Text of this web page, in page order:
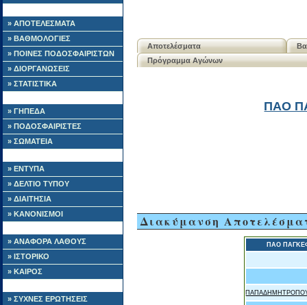
» ΑΠΟΤΕΛΕΣΜΑΤΑ
» ΒΑΘΜΟΛΟΓΙΕΣ
» ΠΟΙΝΕΣ ΠΟΔΟΣΦΑΙΡΙΣΤΩΝ
» ΔΙΟΡΓΑΝΩΣΕΙΣ
» ΣΤΑΤΙΣΤΙΚΑ
» ΓΗΠΕΔΑ
» ΠΟΔΟΣΦΑΙΡΙΣΤΕΣ
» ΣΩΜΑΤΕΙΑ
» ΕΝΤΥΠΑ
» ΔΕΛΤΙΟ ΤΥΠΟΥ
» ΔΙΑΙΤΗΣΙΑ
» ΚΑΝΟΝΙΣΜΟΙ
» ΑΝΑΦΟΡΑ ΛΑΘΟΥΣ
» ΙΣΤΟΡΙΚΟ
» ΚΑΙΡΟΣ
» ΣΥΧΝΕΣ ΕΡΩΤΗΣΕΙΣ
Αποτελέσματα
Πρόγραμμα Αγώνων
ΠΑΟ
Διακύμανση
ΠΑΟ